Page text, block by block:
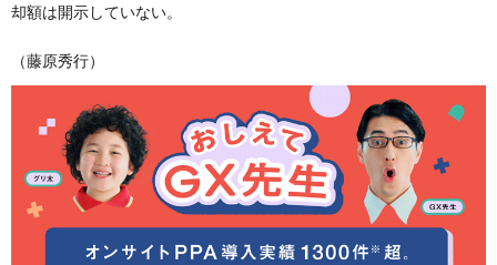
却額は開示していない。
（藤原秀行）